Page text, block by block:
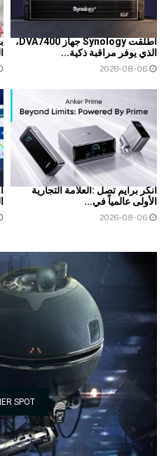
أطلقت Synology جهاز DVA7400،
الذي يوفر مراقبة ذكية...
2026-08-06
أنكر برايم تصل :العلامة التجارية
الأولى عالمياً في...
2026-08-06
SPOT